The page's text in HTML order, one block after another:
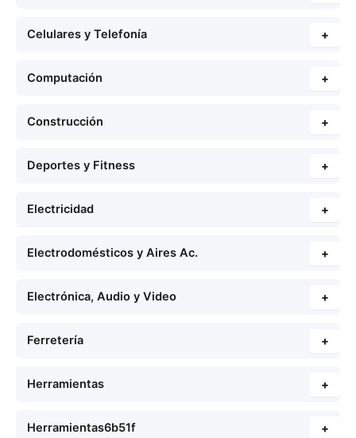
Celulares y Telefonía +
Computación +
Construcción +
Deportes y Fitness +
Electricidad +
Electrodomésticos y Aires Ac. +
Electrónica, Audio y Video +
Ferretería +
Herramientas +
Herramientas6b51f +